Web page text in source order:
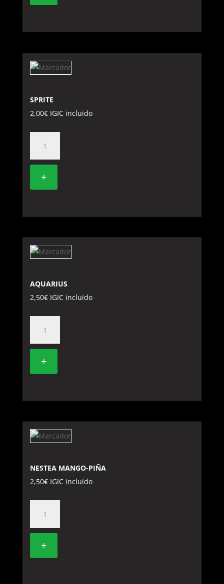
SPRITE
2,00€ IGIC incluido
cantidad
+
AQUARIUS
2,50€ IGIC incluido
cantidad
+
NESTEA MANGO-PIÑA
2,50€ IGIC incluido
MANGO-
PIÑA
cantidad
+